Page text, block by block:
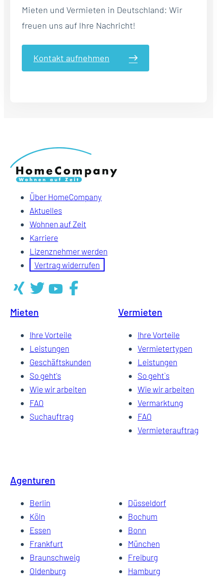
Mieten und Vermieten in Deutschland: Wir
freuen uns auf Ihre Nachricht!
Kontakt aufnehmen
Über HomeCompany
Aktuelles
Wohnen auf Zeit
Karriere
Lizenznehmer werden
Vertrag widerrufen
Mieten
Ihre Vorteile
Leistungen
Geschäftskunden
So geht's
Wie wir arbeiten
FAQ
Suchauftrag
Vermieten
Ihre Vorteile
Vermietertypen
Leistungen
So geht`s
Wie wir arbeiten
Vermarktung
FAQ
Vermieterauftrag
Agenturen
Berlin
Düsseldorf
Köln
Bochum
Essen
Bonn
Frankfurt
München
Braunschweig
Freiburg
Oldenburg
Hamburg